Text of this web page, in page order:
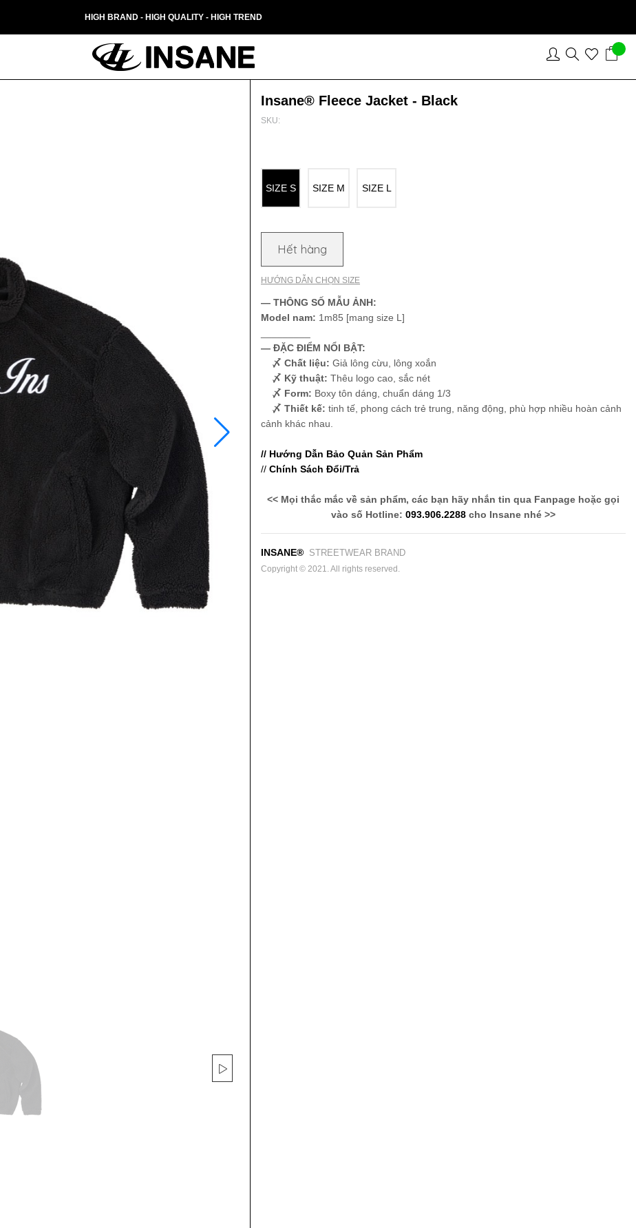
HIGH BRAND - HIGH QUALITY - HIGH TREND
Insane® Fleece Jacket - Black
SKU:
SIZE S SIZE M SIZE L
Hết hàng
HƯỚNG DẪN CHỌN SIZE
— THÔNG SỐ MẪU ẢNH:
Model nam: 1m85 [mang size L]
— ĐẶC ĐIỂM NỔI BẬT:
〆 Chất liệu: Giả lông cừu, lông xoắn
〆 Kỹ thuật: Thêu logo cao, sắc nét
〆 Form: Boxy tôn dáng, chuẩn dáng 1/3
〆 Thiết kế: tinh tế, phong cách trẻ trung, năng động, phù hợp nhiều hoàn cảnh
cảnh khác nhau.
// Hướng Dẫn Bảo Quản Sản Phẩm
// Chính Sách Đổi/Trả
<< Mọi thắc mắc về sản phẩm, các bạn hãy nhắn tin qua Fanpage hoặc gọi
vào số Hotline: 093.906.2288 cho Insane nhé >>
INSANE® STREETWEAR BRAND
Copyright © 2021. All rights reserved.